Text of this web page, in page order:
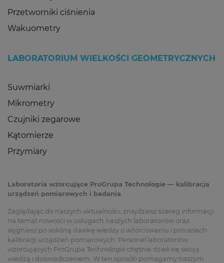
Przetworniki ciśnienia
Wakuometry
LABORATORIUM WIELKOŚCI GEOMETRYCZNYCH
Suwmiarki
Mikrometry
Czujniki zegarowe
Kątomierze
Przymiary
Laboratoria wzorcujące ProGrupa Technologie — kalibracja
urządzeń pomiarowych i badania
Zaglądając do naszych aktualności, znajdziesz szereg informacji
na temat nowości w usługach naszych laboratoriów oraz
sięgniesz po solidną dawkę wiedzy o wzorcowaniu i procesach
kalibracji urządzeń pomiarowych. Personel laboratoriów
wzorcujących ProGrupa Technologie chętnie dzieli się swoją
wiedzą i doświadczeniem. W ten sposób pomagamy naszym